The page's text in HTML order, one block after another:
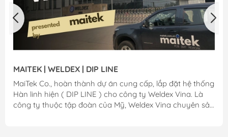
MAITEK | WELDEX | DIP LINE
MaiTek Co., hoàn thành dự án cung cấp, lắp đặt hệ thống
Hàn linh hiện ( DIP LINE ) cho công ty Weldex Vina. Là
công ty thuộc tập đoàn của Mỹ, Weldex Vina chuyên sản